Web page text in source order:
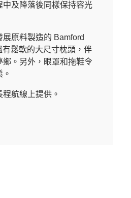
中及降落後同樣保持容光
原料製造的 Bamford
鬆軟的大尺寸枕頭，伴
。另外，眼罩和拖鞋令
航線上提供。